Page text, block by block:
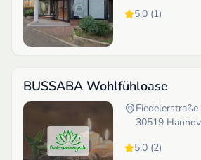
5.0 (1)
BUSSABA Wohlfühloase
Fiedelerstraße
30519
5.0 (2)